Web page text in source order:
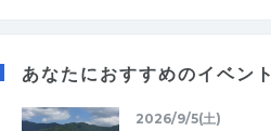
あなたにおすすめのイベント
2026/9/5(土)